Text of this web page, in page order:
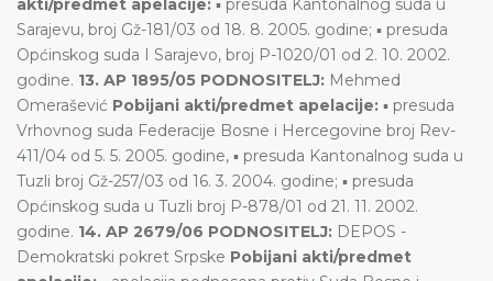
akti/predmet apelacije: ▪ presuda Kantonalnog suda u
Sarajevu, broj Gž-181/03 od 18. 8. 2005. godine; ▪ presuda
Općinskog suda I Sarajevo, broj P-1020/01 od 2. 10. 2002.
godine. 13. AP 1895/05 PODNOSITELJ: Mehmed
Omerašević Pobijani akti/predmet apelacije: ▪ presuda
Vrhovnog suda Federacije Bosne i Hercegovine broj Rev-
411/04 od 5. 5. 2005. godine, ▪ presuda Kantonalnog suda u
Tuzli broj Gž-257/03 od 16. 3. 2004. godine; ▪ presuda
Općinskog suda u Tuzli broj P-878/01 od 21. 11. 2002.
godine. 14. AP 2679/06 PODNOSITELJ: DEPOS -
Demokratski pokret Srpske Pobijani akti/predmet